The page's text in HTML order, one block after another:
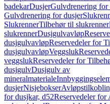
badekarDusjerGulvdrenering for
Gulvdrenering for dusjer
SlukrennerTilbehør til slukrenner
slukrennerDusjgulvavløp
dusjgulvavløpReservedeler for
dusjgulvavløpVeggsluk
veggslukReservedeler for
dusjgulvDusjgulv av
mineralmateriale
dusjerNisjebokser
for dusjkar, d52Reservedeler for